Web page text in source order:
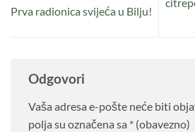
Prva radionica svijeća u Bilju!
Odgovori
Vaša adresa e-pošte neće biti
polja su označena sa * (obavezno)